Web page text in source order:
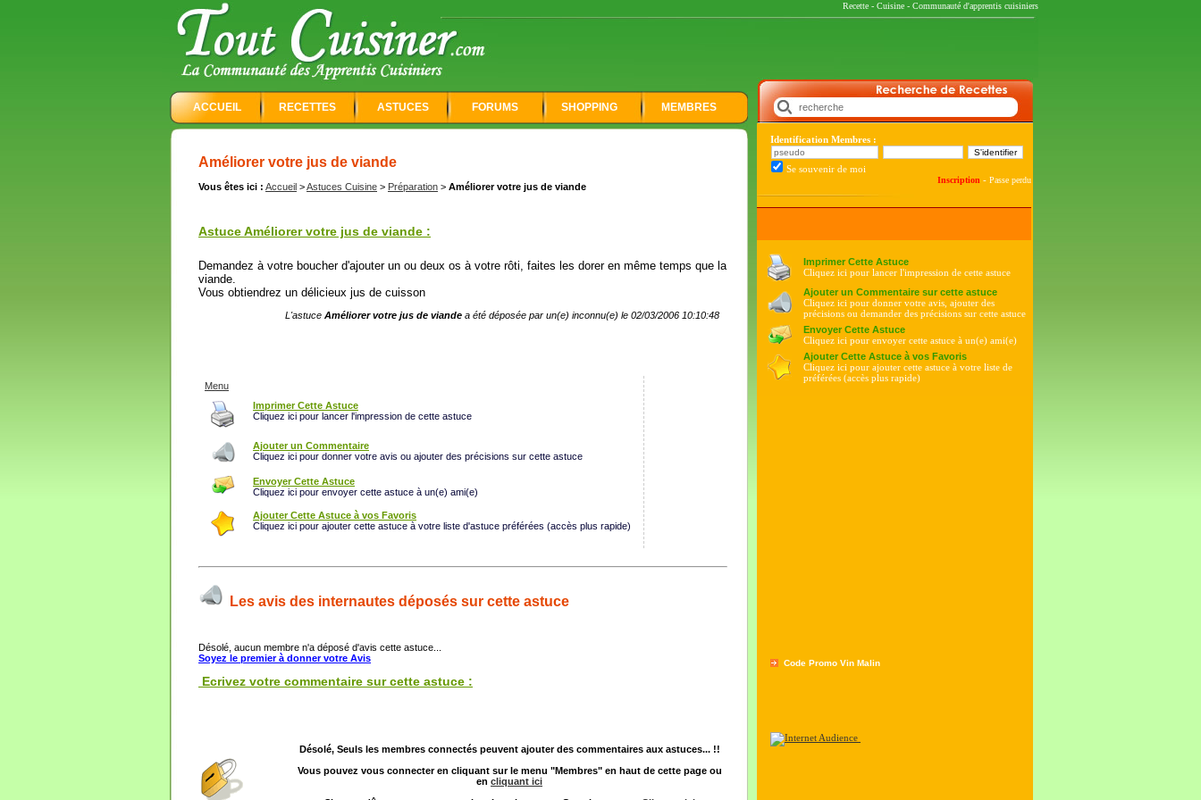
Recette - Cuisine - Communauté d'apprentis cuisiniers
ACCUEIL RECETTES ASTUCES FORUMS SHOPPING MEMBRES
Identification Membres :
Se souvenir de moi
Inscription - Passe perdu
Imprimer Cette Astuce
Cliquez ici pour lancer l'impression de cette astuce
Ajouter un Commentaire sur cette astuce
Cliquez ici pour donner votre avis, ajouter des
précisions ou demander des précisions sur cette astuce
Envoyer Cette Astuce
Cliquez ici pour envoyer cette astuce à un(e) ami(e)
Ajouter Cette Astuce à vos Favoris
Cliquez ici pour ajouter cette astuce à votre liste de
préférées (accès plus rapide)
Améliorer votre jus de viande
Vous êtes ici : Accueil >Astuces Cuisine > Préparation > Améliorer votre jus de viande
Astuce Améliorer votre jus de viande :
Demandez à votre boucher d'ajouter un ou deux os à votre rôti, faites les dorer en même temps que la
viande.
Vous obtiendrez un délicieux jus de cuisson
L'astuce Améliorer votre jus de viande a été déposée par un(e) inconnu(e) le 02/03/2006 10:10:48
Menu
Imprimer Cette Astuce
Cliquez ici pour lancer l'impression de cette astuce
Ajouter un Commentaire
Cliquez ici pour donner votre avis ou ajouter des précisions sur cette astuce
Envoyer Cette Astuce
Cliquez ici pour envoyer cette astuce à un(e) ami(e)
Ajouter Cette Astuce à vos Favoris
Cliquez ici pour ajouter cette astuce à votre liste d'astuce préférées (accès plus rapide)
Les avis des internautes déposés sur cette astuce
Désolé, aucun membre n'a déposé d'avis cette astuce...
Soyez le premier à donner votre Avis
Ecrivez votre commentaire sur cette astuce :
Désolé, Seuls les membres connectés peuvent ajouter des commentaires aux astuces... !!
Vous pouvez vous connecter en cliquant sur le menu "Membres" en haut de cette page ou
en cliquant ici
Code Promo Vin Malin